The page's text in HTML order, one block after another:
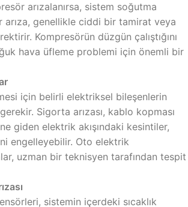
arızalanırsa, sistem soğutma
arıza, genellikle ciddi bir tamirat veya
Kompresörün düzgün çalıştığını
hava üfleme problemi için önemli bir
için belirli elektriksel bileşenlerin
Sigorta arızası, kablo kopması
giden elektrik akışındaki kesintiler,
engelleyebilir. Oto elektrik
uzman bir teknisyen tarafından tespit
sistemin içerdeki sıcaklık